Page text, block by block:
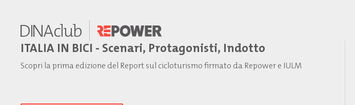
ITALIA IN BICI - Scenari, Protagonisti, Indotto
Scopri la prima edizione del Report sul cicloturismo firmato da Repower e IULM